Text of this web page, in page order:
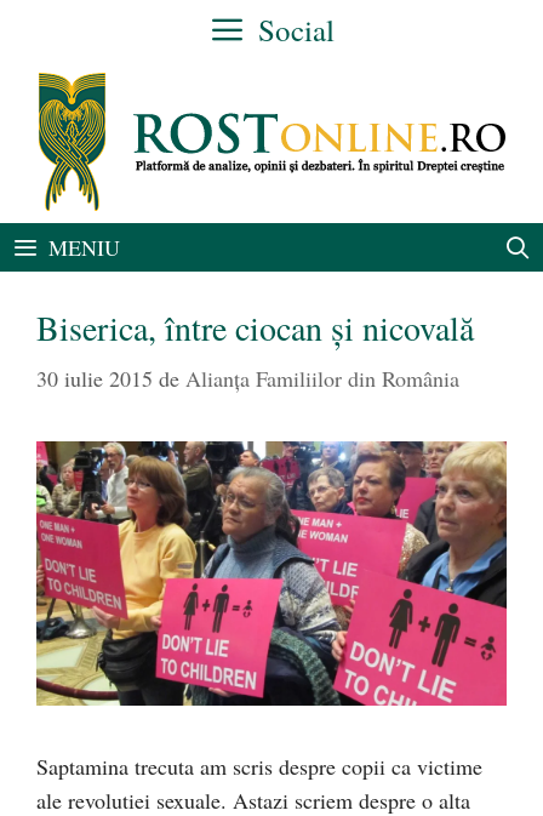
conținut
Social
MENIU
Biserica, între ciocan şi nicovală
30 iulie 2015 de Alianţa Familiilor din România
Saptamina trecuta am scris despre copii ca victime
ale revolutiei sexuale. Astazi scriem despre o alta